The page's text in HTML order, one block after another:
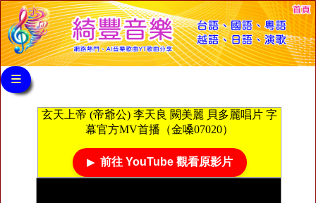
≡
玄天上帝 (帝爺公) 李天良 闕美麗 貝多麗唱片 字
幕官方MV首播（金嗓07020）
前往 YouTube 觀看原影片